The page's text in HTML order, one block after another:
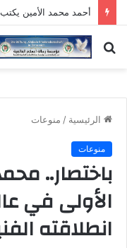
بحث
الرئيسية / منوعات
منوعات
باختصار..
الأولى في
انطلاقته